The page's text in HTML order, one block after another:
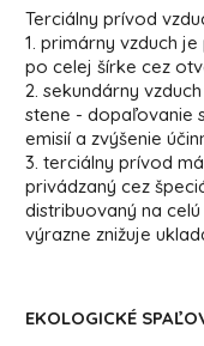
Terciálny prívod
1. primárny vzduch
po celej šírke cez
2. sekundárny
stene - dopaľovanie
emisií a zvýšenie
3. terciálny prívod
privádzaný cez
distribuovaný na
výrazne znižuje
EKOLOGICKÉ